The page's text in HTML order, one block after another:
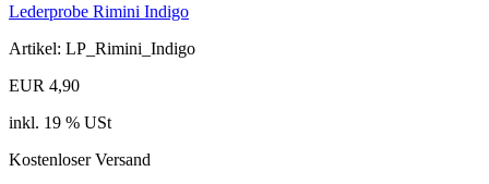
Lederprobe Rimini Indigo
Artikel: LP_Rimini_Indigo
EUR 4,90
inkl. 19 % USt
Kostenloser Versand